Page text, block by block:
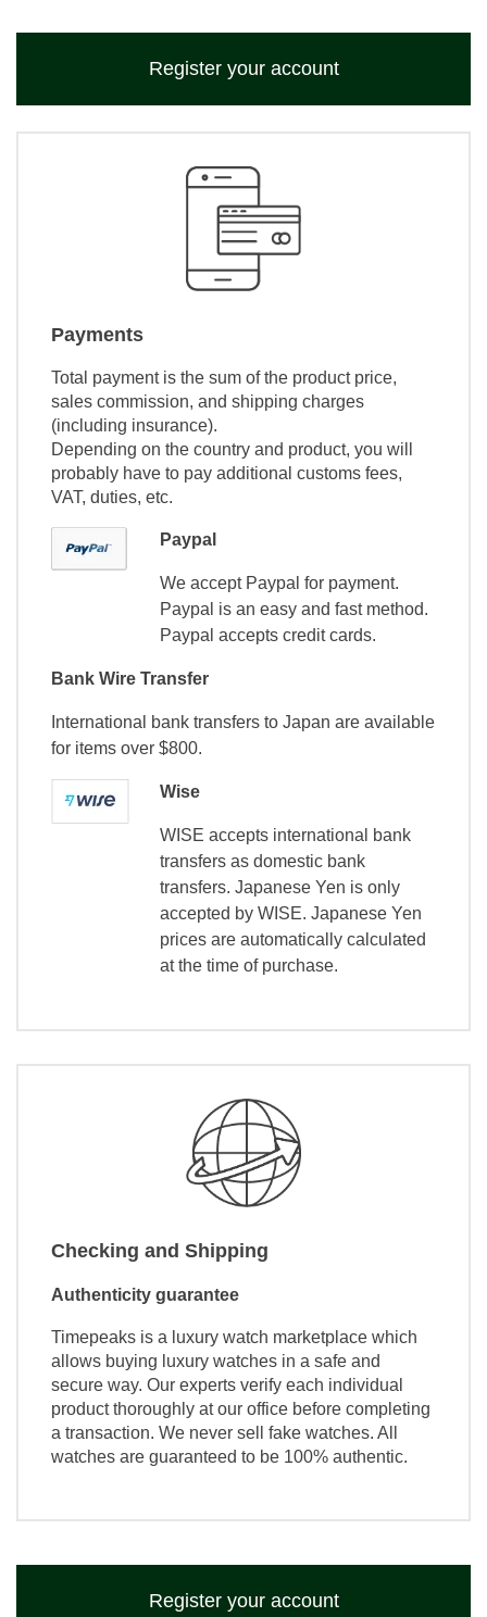
Register your account
Payments
Total payment is the sum of the product price,
sales commission, and shipping charges
(including insurance).
Depending on the country and product, you will
probably have to pay additional customs fees,
VAT, duties, etc.
Paypal
We accept Paypal for payment.
Paypal is an easy and fast method.
Paypal accepts credit cards.
Bank Wire Transfer
International bank transfers to Japan are available
for items over $800.
Wise
WISE accepts international bank
transfers as domestic bank
transfers. Japanese Yen is only
accepted by WISE. Japanese Yen
prices are automatically calculated
at the time of purchase.
Checking and Shipping
Authenticity guarantee
Timepeaks is a luxury watch marketplace which
allows buying luxury watches in a safe and
secure way. Our experts verify each individual
product thoroughly at our office before completing
a transaction. We never sell fake watches. All
watches are guaranteed to be 100% authentic.
Register your account